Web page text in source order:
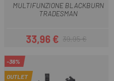
MULTIFUNZIONE BLACKBURN
TRADESMAN
Prezzo
33,96 €Prezzo base
39,95 €
-36%
OUTLET